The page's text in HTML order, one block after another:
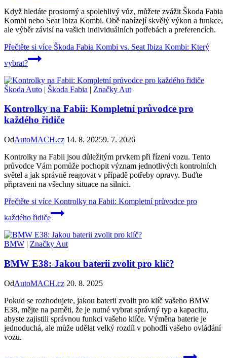
Když hledáte prostorný a spolehlivý vůz, můžete zvážit Škoda Fabia
Kombi nebo Seat Ibiza Kombi. Obě nabízejí skvělý výkon a funkce,
ale výběr závisí na vašich individuálních potřebách a preferencích.
Přečtěte si více Škoda Fabia Kombi vs. Seat Ibiza Kombi: Který
vybrat?
Škoda Auto | Škoda Fabia | Značky Aut
Kontrolky na Fabii: Kompletní průvodce pro
každého řidiče
OdAutoMACH.cz 14. 8. 20259. 7. 2026
Kontrolky na Fabii jsou důležitým prvkem při řízení vozu. Tento
průvodce Vám pomůže pochopit význam jednotlivých kontrolních
světel a jak správně reagovat v případě potřeby opravy. Buďte
připraveni na všechny situace na silnici.
Přečtěte si více Kontrolky na Fabii: Kompletní průvodce pro
každého řidiče
BMW | Značky Aut
BMW E38: Jakou baterii zvolit pro klíč?
OdAutoMACH.cz 20. 8. 2025
Pokud se rozhodujete, jakou baterii zvolit pro klíč vašeho BMW
E38, mějte na paměti, že je nutné vybrat správný typ a kapacitu,
abyste zajistili správnou funkci vašeho klíče. Výměna baterie je
jednoduchá, ale může udělat velký rozdíl v pohodlí vašeho ovládání
vozu.